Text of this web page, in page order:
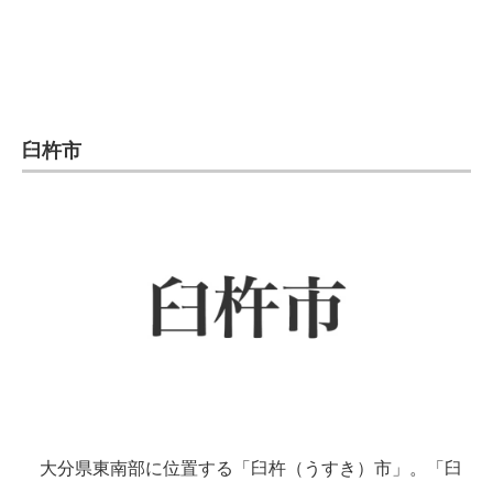
臼杵市
大分県東南部に位置する「臼杵（うすき）市」。「臼